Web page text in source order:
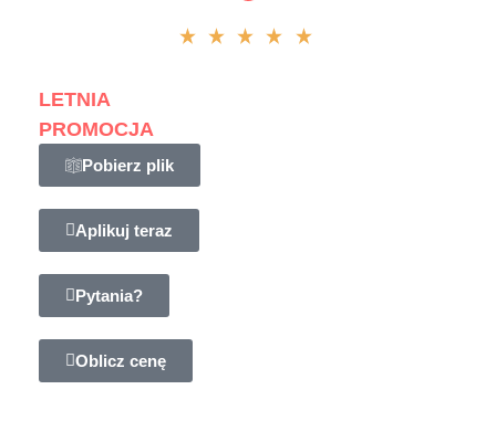
LETNIA
PROMOCJA
Pobierz plik
Aplikuj teraz
Pytania?
Oblicz cenę